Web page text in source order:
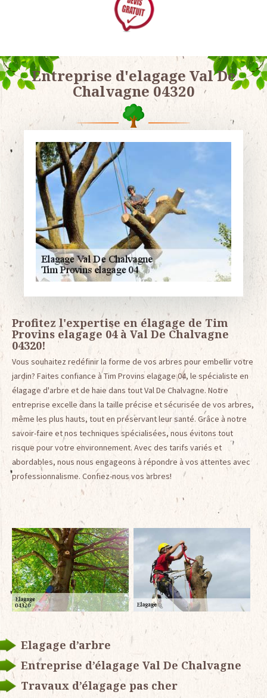
Entreprise d'elagage Val De
Chalvagne 04320
Profitez l'expertise en élagage de Tim
Provins elagage 04 à Val De Chalvagne
04320!
Vous souhaitez redéfinir la forme de vos arbres pour embellir votre
jardin? Faites confiance à Tim Provins elagage 04, le spécialiste en
élagage d'arbre et de haie dans tout Val De Chalvagne. Notre
entreprise excelle dans la taille précise et sécurisée de vos arbres,
même les plus hauts, tout en préservant leur santé. Grâce à notre
savoir-faire et nos techniques spécialisées, nous évitons tout
risque pour votre environnement. Avec des tarifs variés et
abordables, nous nous engageons à répondre à vos attentes avec
professionnalisme. Confiez-nous vos arbres!
Elagage d’arbre
Entreprise d’élagage Val De Chalvagne
Travaux d’élagage pas cher